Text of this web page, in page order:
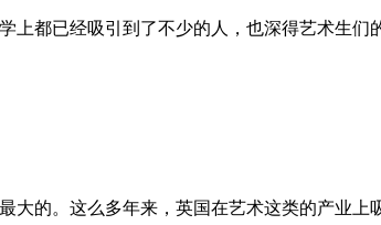
都已经吸引到了不少的人，也深得艺术生
的。这么多年来，英国在艺术这类的产业